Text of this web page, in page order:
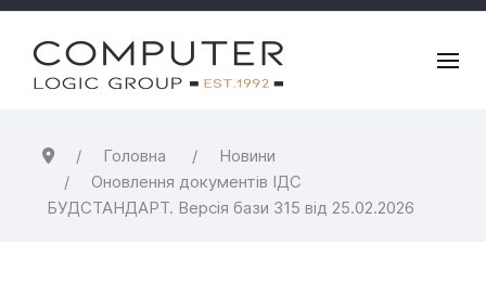
Головна
Новини
Оновлення документiв ІДС
БУДСТАНДАРТ. Версія бази 315 від 25.02.2026